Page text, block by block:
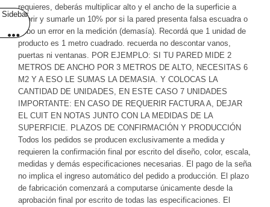
requieres, deberás multiplicar alto y el ancho de la superficie a
cubrir y sumarle un 10% por si la pared presenta falsa escuadra o
hubo un error en la medición (demasía). Recordá que 1 unidad de
producto es 1 metro cuadrado. recuerda no descontar vanos,
puertas ni ventanas. POR EJEMPLO: SI TU PARED MIDE 2
METROS DE ANCHO POR 3 METROS DE ALTO, NECESITAS 6
M2 Y A ESO LE SUMAS LA DEMASIA. Y COLOCAS LA
CANTIDAD DE UNIDADES, EN ESTE CASO 7 UNIDADES
IMPORTANTE: EN CASO DE REQUERIR FACTURA A, DEJAR
EL CUIT EN NOTAS JUNTO CON LA MEDIDAS DE LA
SUPERFICIE. PLAZOS DE CONFIRMACIÓN Y PRODUCCIÓN
Todos los pedidos se producen exclusivamente a medida y
requieren la confirmación final por escrito del diseño, color, escala,
medidas y demás especificaciones necesarias. El pago de la seña
no implica el ingreso automático del pedido a producción. El plazo
de fabricación comenzará a computarse únicamente desde la
aprobación final por escrito de todas las especificaciones. El
Sidebar